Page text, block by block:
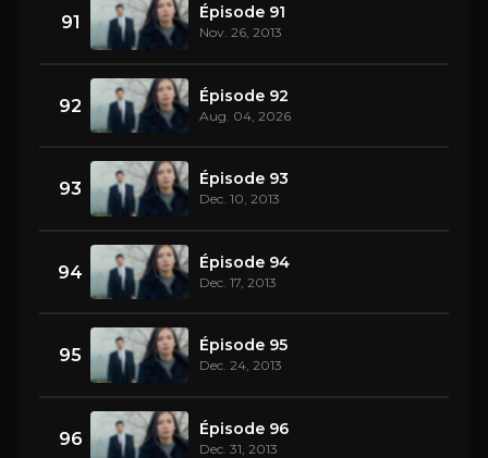
91 Épisode 91
Nov. 26, 2013
92 Épisode 92
Aug. 04, 2026
93 Épisode 93
Dec. 10, 2013
94 Épisode 94
Dec. 17, 2013
95 Épisode 95
Dec. 24, 2013
96 Épisode 96
Dec. 31, 2013